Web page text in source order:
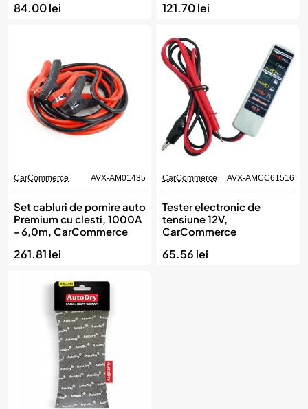
84.00 lei 121.70 lei
CarCommerce AVX-AM01435
Set cabluri de pornire auto
Premium cu clesti, 1000A
- 6,0m, CarCommerce
261.81 lei
CarCommerce AVX-AMCC61516
Tester electronic de
tensiune 12V,
CarCommerce
65.56 lei